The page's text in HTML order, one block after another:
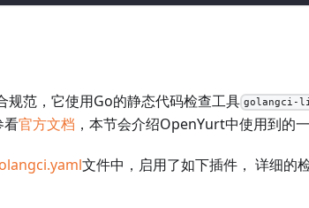
规范，它使用Go的静态代码检查工具 golangci-
看官方文档 ，本节会介绍OpenYurt中使用到的一
文件中，启用了如下插件， 详细的